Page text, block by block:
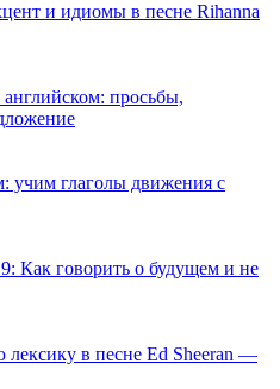
и идиомы в песне Rihanna
просьбы,
учим глаголы движения с
Как говорить о будущем и не
лексику в песне Ed Sheeran —